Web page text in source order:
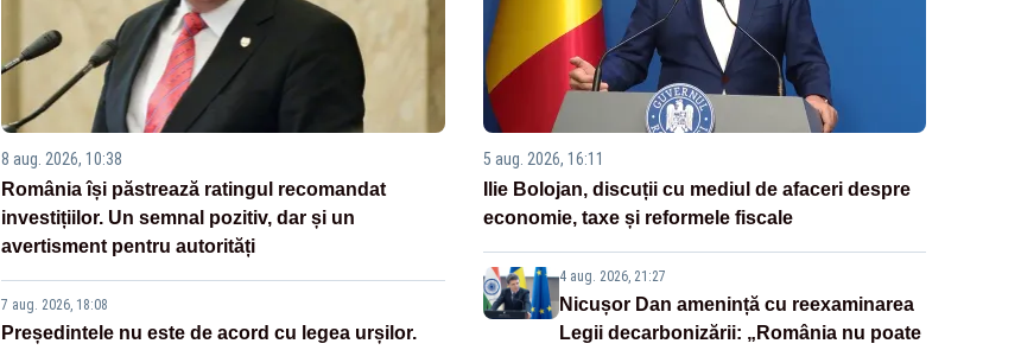
8 aug. 2026, 10:38
România își păstrează ratingul recomandat
investițiilor. Un semnal pozitiv, dar și un
avertisment pentru autorități
7 aug. 2026, 18:08
Președintele nu este de acord cu legea urșilor.
5 aug. 2026, 16:11
Ilie Bolojan, discuții cu mediul de afaceri despre
economie, taxe și reformele fiscale
4 aug. 2026, 21:27
Nicușor Dan amenință cu reexaminarea
Legii decarbonizării: „România nu poate